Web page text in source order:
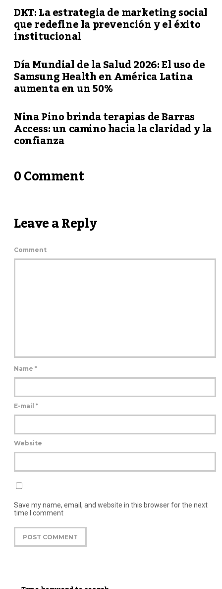
DKT: La estrategia de marketing social
que redefine la prevención y el éxito
institucional
Día Mundial de la Salud 2026: El uso de
Samsung Health en América Latina
aumenta en un 50%
Nina Pino brinda terapias de Barras
Access: un camino hacia la claridad y la
confianza
0 Comment
Leave a Reply
Comment
Name *
E-mail *
Website
Save my name, email, and website in this browser for the next
time I comment